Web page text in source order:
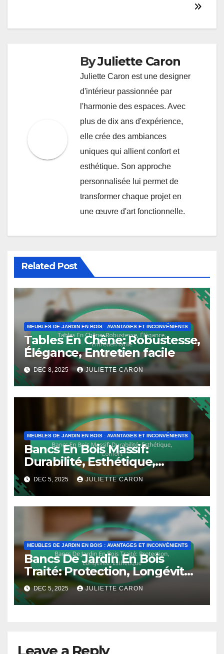
ByJuliette Caron
Juliette Caron est une designer
d'intérieur passionnée par
l'harmonie des espaces. Avec
plus de dix ans d'expérience,
elle crée des ambiances
uniques qui allient confort et
esthétique. Son approche
personnalisée lui permet de
transformer chaque projet en
une œuvre d'art fonctionnelle.
Related Post
MEUBLES DE JARDIN EN BOIS : AVANTAGES ET INCONVÉNIENTS
Tables En Chêne: Robustesse,
Élégance, Entretien facile
DEC 8, 2025 JULIETTE CARON
MEUBLES DE JARDIN EN BOIS : AVANTAGES ET INCONVÉNIENTS
Bancs En Bois Massif:
Durabilité, Esthétique,
Confort
DEC 5, 2025 JULIETTE CARON
MEUBLES DE JARDIN EN BOIS : AVANTAGES ET INCONVÉNIENTS
Bancs De Jardin En Bois
Traité: Protection, Longévité,
Esthétique
DEC 5, 2025 JULIETTE CARON